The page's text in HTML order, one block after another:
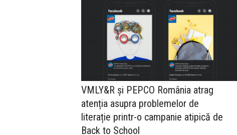
VMLY&R și PEPCO România atrag
atenția asupra problemelor de
literație printr-o campanie atipică de
Back to School